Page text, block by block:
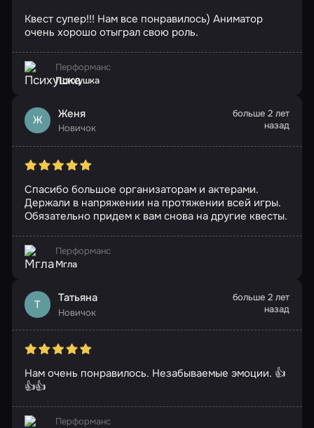
Квест супер!!! Нам все понравилось) Аниматор
очень хорошо отыграл свою роль.
Перформанс
Психушка
Ж Женя
Новичок
больше 2 лет
назад
Спасибо большое организаторам и актерами.
Держали в напряжении на протяжении всей игры.
Обязательно придем к вам снова на другие квесты.
Перформанс
Мгла
Т Татьяна
Новичок
больше 2 лет
назад
Нам очень понравилось. Незабываемые эмоции. 👍
👍👍
Перформанс